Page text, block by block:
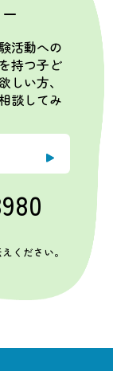
活動への
持つ子ど
しい方、
談してみ
ください。